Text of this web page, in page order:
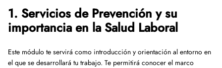
1. Servicios de Prevención y su
importancia en la Salud Laboral
Este módulo te servirá como introducción y orientación al entorno en
el que se desarrollará tu trabajo. Te permitirá conocer el marco